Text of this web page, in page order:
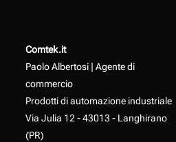
Comtek.it
Paolo Albertosi | Agente di
commercio
Prodotti di automazione industriale
Via Julia 12 - 43013 - Langhirano
(PR)